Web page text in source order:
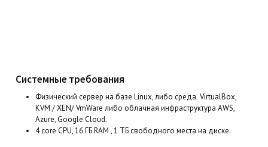
Системные требования
Физический сервер на базе Linux, либо среда VirtualBox,
KVM / XEN/ VmWare либо облачная инфраструктура AWS,
Azure, Google Cloud.
4 core CPU, 16 ГБ RAM , 1 ТБ свободного места на диске.